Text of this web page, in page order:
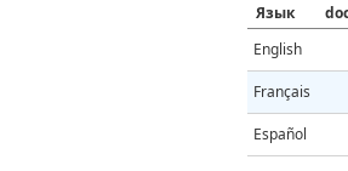
Язык
English
Français
Español